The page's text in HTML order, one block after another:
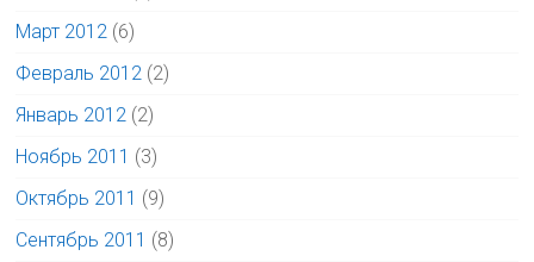
Март 2012 (6)
Февраль 2012 (2)
Январь 2012 (2)
Ноябрь 2011 (3)
Октябрь 2011 (9)
Сентябрь 2011 (8)